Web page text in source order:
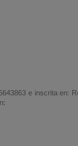
e inscrita en: